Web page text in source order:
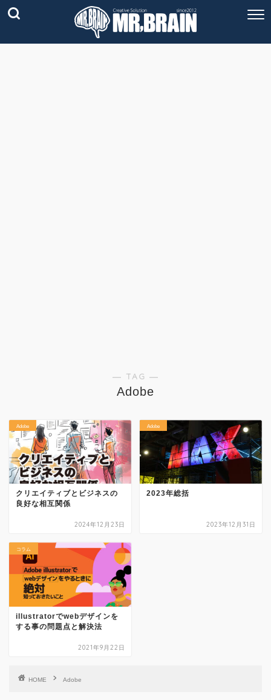
― TAG ―
Adobe
Adobe
クリエイティブとビジネスの
良好な相互関係
2024年12月23日
Adobe
2023年総括
2023年12月31日
コラム
illustratorでwebデザインを
する事の問題点と解決法
2021年9月22日
HOME Adobe